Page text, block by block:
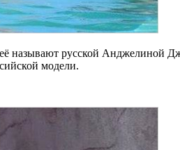
называют русской Анджелиной
модели.